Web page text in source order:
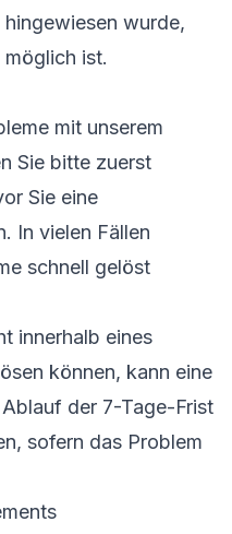
wurde,
ist.
mit unserem
Sie bitte zuerst
Sie eine
In vielen Fällen
schnell gelöst
innerhalb eines
können, kann eine
der 7-Tage-Frist
sofern das Problem